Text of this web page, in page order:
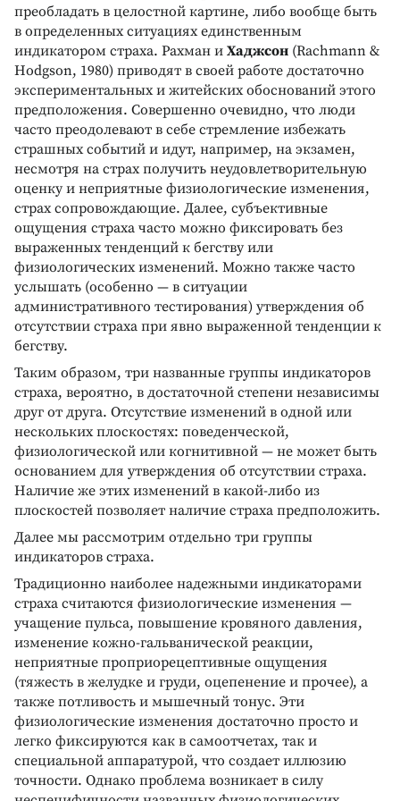
преобладать в целостной картине, либо вообще быть
в определенных ситуациях единственным
индикатором страха. Рахман и Хаджсон (Rachmann &
Hodgson, 1980) приводят в своей работе достаточно
экспериментальных и житейских обоснований этого
предположения. Совершенно очевидно, что люди
часто преодолевают в себе стремление избежать
страшных событий и идут, например, на экзамен,
несмотря на страх получить неудовлетворительную
оценку и неприятные физиологические изменения,
страх сопровождающие. Далее, субъективные
ощущения страха часто можно фиксировать без
выраженных тенденций к бегству или
физиологических изменений. Можно также часто
услышать (особенно — в ситуации
административного тестирования) утверждения об
отсутствии страха при явно выраженной тенденции к
бегству.
Таким образом, три названные группы индикаторов
страха, вероятно, в достаточной степени независимы
друг от друга. Отсутствие изменений в одной или
нескольких плоскостях: поведенческой,
физиологической или когнитивной — не может быть
основанием для утверждения об отсутствии страха.
Наличие же этих изменений в какой-либо из
плоскостей позволяет наличие страха предположить.
Далее мы рассмотрим отдельно три группы
индикаторов страха.
Традиционно наиболее надежными индикаторами
страха считаются физиологические изменения —
учащение пульса, повышение кровяного давления,
изменение кожно-гальванической реакции,
неприятные проприорецептивные ощущения
(тяжесть в желудке и груди, оцепенение и прочее), а
также потливость и мышечный тонус. Эти
физиологические изменения достаточно просто и
легко фиксируются как в самоотчетах, так и
специальной аппаратурой, что создает иллюзию
точности. Однако проблема возникает в силу